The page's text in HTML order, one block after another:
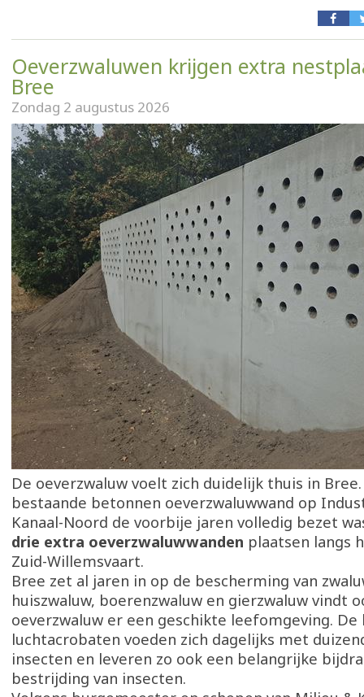
Oeverzwaluwen krijgen extra
Bree
Zondag 2 augustus 2026
De oeverzwaluw voelt zich duidelijk thuis in
bestaande betonnen oeverzwaluwwand op
Kanaal-Noord de voorbije jaren volledig bezet
drie extra oeverzwaluwwanden plaatsen langs
Zuid-Willemsvaart.
Bree zet al jaren in op de bescherming van
huiszwaluw, boerenzwaluw en gierzwaluw vindt
oeverzwaluw er een geschikte leefomgeving. De
luchtacrobaten voeden zich dagelijks met
insecten en leveren zo ook een belangrijke
bestrijding van insecten.